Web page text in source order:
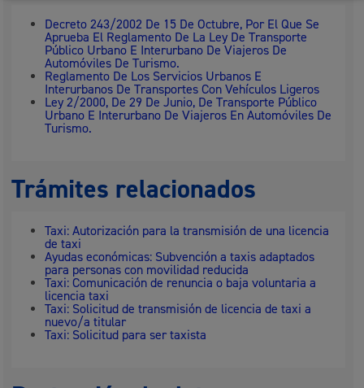
Decreto 243/2002 De 15 De Octubre, Por El Que Se
Aprueba El Reglamento De La Ley De Transporte
Público Urbano E Interurbano De Viajeros De
Automóviles De Turismo.
Reglamento De Los Servicios Urbanos E
Interurbanos De Transportes Con Vehículos Ligeros
Ley 2/2000, De 29 De Junio, De Transporte Público
Urbano E Interurbano De Viajeros En Automóviles De
Turismo.
Trámites relacionados
Taxi: Autorización para la transmisión de una licencia
de taxi
Ayudas económicas: Subvención a taxis adaptados
para personas con movilidad reducida
Taxi: Comunicación de renuncia o baja voluntaria a
licencia taxi
Taxi: Solicitud de transmisión de licencia de taxi a
nuevo/a titular
Taxi: Solicitud para ser taxista